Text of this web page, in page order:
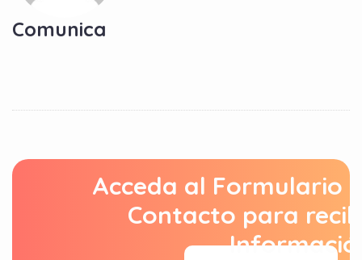
Comunica
Acceda al Formulario
Contacto para